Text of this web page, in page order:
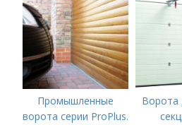
Промышленные
ворота серии ProPlus.
Ворота